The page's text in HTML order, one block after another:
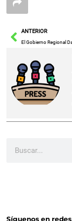
AntANTERIOR
Síguenos en redes